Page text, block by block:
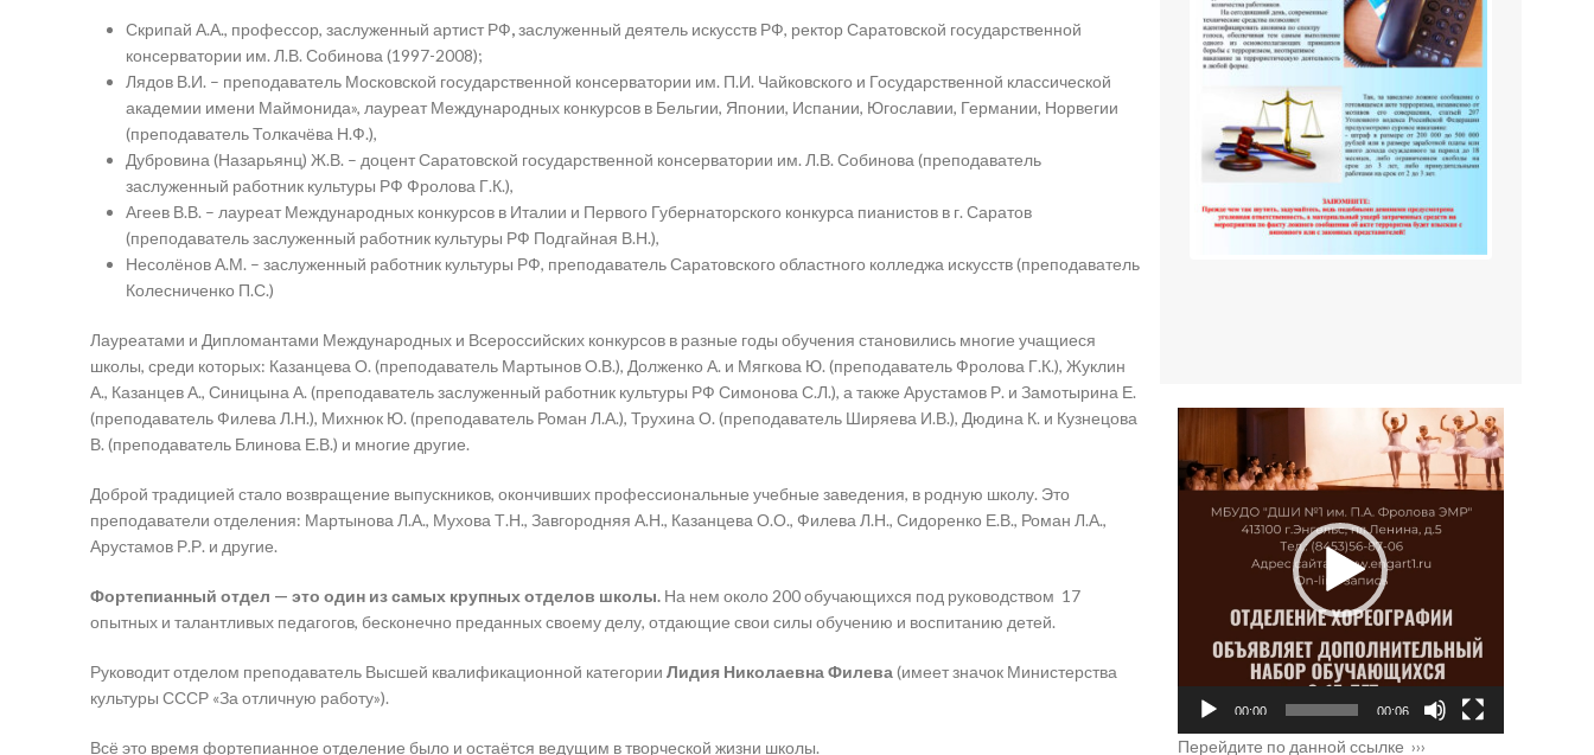
Скрипай А.А., профессор, заслуженный артист РФ,заслуженный деятель искусств РФ, ректор Саратовской государственной
консерватории им. Л.В. Собинова (1997-2008);
Лядов В.И. – преподаватель Московской государственной консерватории им. П.И. Чайковского и Государственной классической
академии имени Маймонида», лауреат Международных конкурсов в Бельгии, Японии, Испании, Югославии, Германии, Норвегии
(преподаватель Толкачёва Н.Ф.),
Дубровина (Назарьянц) Ж.В. – доцент Саратовской государственной консерватории им. Л.В. Собинова (преподаватель
заслуженный работник культуры РФ Фролова Г.К.),
Агеев В.В. – лауреат Международных конкурсов в Италии и Первого Губернаторского конкурса пианистов в г. Саратов
(преподаватель заслуженный работник культуры РФ Подгайная В.Н.),
Несолёнов А.М. – заслуженный работник культуры РФ, преподаватель Саратовского областного колледжа искусств (преподаватель
Колесниченко П.С.)
Лауреатами и Дипломантами Международных и Всероссийских конкурсов в разные годы обучения становились многие учащиеся
школы, среди которых: Казанцева О. (преподаватель Мартынов О.В.), Долженко А. и Мягкова Ю. (преподаватель Фролова Г.К.), Жуклин
А., Казанцев А., Синицына А. (преподаватель заслуженный работник культуры РФ Симонова С.Л.), а также Арустамов Р. и Замотырина Е.
(преподаватель Филева Л.Н.), Михнюк Ю. (преподаватель Роман Л.А.), Трухина О. (преподаватель Ширяева И.В.), Дюдина К. и Кузнецова
В. (преподаватель Блинова Е.В.) и многие другие.
Доброй традицией стало возвращение выпускников, окончивших профессиональные учебные заведения, в родную школу. Это
преподаватели отделения: Мартынова Л.А., Мухова Т.Н., Завгородняя А.Н., Казанцева О.О., Филева Л.Н., Сидоренко Е.В., Роман Л.А.,
Арустамов Р.Р. и другие.
Фортепианный отдел — это один из самых крупных отделов школы. На нем около 200 обучающихся под руководством 17
опытных и талантливых педагогов, бесконечно преданных своему делу, отдающие свои силы обучению и воспитанию детей.
Руководит отделом преподаватель Высшей квалификационной категории Лидия Николаевна Филева(имеет значок Министерства
культуры СССР «За отличную работу»).
Всё это время фортепианное отделение было и остаётся ведущим в творческой жизни школы.
00:00 00:06
Перейдите по данной ссылке ›››